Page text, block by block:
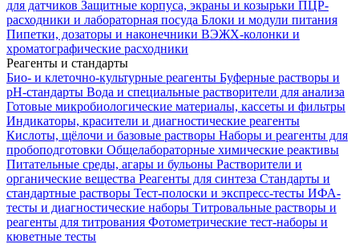
для датчиков Защитные корпуса, экраны и козырьки ПЦР-
расходники и лабораторная посуда Блоки и модули питания
Пипетки, дозаторы и наконечники ВЭЖХ-колонки и
хроматографические расходники
Реагенты и стандарты
Био- и клеточно-культурные реагенты Буферные растворы и
pH-стандарты Вода и специальные растворители для анализа
Готовые микробиологические материалы, кассеты и фильтры
Индикаторы, красители и диагностические реагенты
Кислоты, щёлочи и базовые растворы Наборы и реагенты для
пробоподготовки Общелабораторные химические реактивы
Питательные среды, агары и бульоны Растворители и
органические вещества Реагенты для синтеза Стандарты и
стандартные растворы Тест-полоски и экспресс-тесты ИФА-
тесты и диагностические наборы Титровальные растворы и
реагенты для титрования Фотометрические тест-наборы и
кюветные тесты